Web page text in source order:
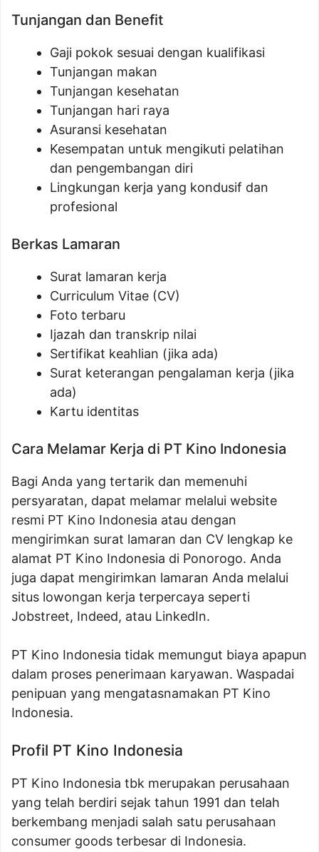
Tunjangan dan Benefit
Gaji pokok sesuai dengan kualifikasi
Tunjangan makan
Tunjangan kesehatan
Tunjangan hari raya
Asuransi kesehatan
Kesempatan untuk mengikuti pelatihan
dan pengembangan diri
Lingkungan kerja yang kondusif dan
profesional
Berkas Lamaran
Surat lamaran kerja
Curriculum Vitae (CV)
Foto terbaru
Ijazah dan transkrip nilai
Sertifikat keahlian (jika ada)
Surat keterangan pengalaman kerja (jika
ada)
Kartu identitas
Cara Melamar Kerja di PT Kino Indonesia
Bagi Anda yang tertarik dan memenuhi
persyaratan, dapat melamar melalui website
resmi PT Kino Indonesia atau dengan
mengirimkan surat lamaran dan CV lengkap ke
alamat PT Kino Indonesia di Ponorogo. Anda
juga dapat mengirimkan lamaran Anda melalui
situs lowongan kerja terpercaya seperti
Jobstreet, Indeed, atau LinkedIn.
PT Kino Indonesia tidak memungut biaya apapun
dalam proses penerimaan karyawan. Waspadai
penipuan yang mengatasnamakan PT Kino
Indonesia.
Profil PT Kino Indonesia
PT Kino Indonesia tbk merupakan perusahaan
yang telah berdiri sejak tahun 1991 dan telah
berkembang menjadi salah satu perusahaan
consumer goods terbesar di Indonesia.